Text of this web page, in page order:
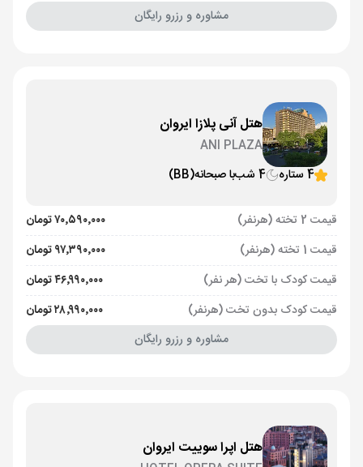
مشاوره و رزرو رایگان
هتل آنی پلازا ایروان
ANI PLAZA
4 ستاره
4 شب با صبحانه(BB)
قیمت 2 تخته (هرنفر)
۷۰٬۵۹۰٬۰۰۰ تومان
قیمت 1 تخته (هرنفر)
۹۷٬۳۹۰٬۰۰۰ تومان
قیمت کودک با تخت (هر نفر)
۴۶٬۹۹۰٬۰۰۰ تومان
قیمت کودک بدون تخت (هرنفر)
۲۸٬۹۹۰٬۰۰۰ تومان
مشاوره و رزرو رایگان
هتل اپرا سوییت ایروان